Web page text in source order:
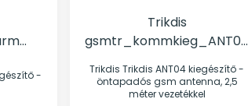
Trikdis
gsmtr_kommkieg_ANT04
2,5 méter vezetékkel
Trikdis Trikdis ANT04 kiegészítő -
öntapadós gsm antenna, 2,5
méter vezetékkel